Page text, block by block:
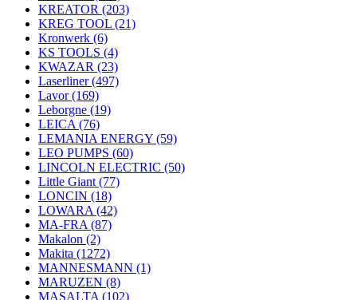
KREATOR (203)
KREG TOOL (21)
Kronwerk (6)
KS TOOLS (4)
KWAZAR (23)
Laserliner(497)
Lavor(169)
Leborgne (19)
LEICA (76)
LEMANIA ENERGY (59)
LEO PUMPS (60)
LINCOLN ELECTRIC (50)
Little Giant (77)
LONCIN (18)
LOWARA (42)
MA-FRA (87)
Makalon (2)
Makita (1272)
MANNESMANN (1)
MARUZEN (8)
MASALTA (102)